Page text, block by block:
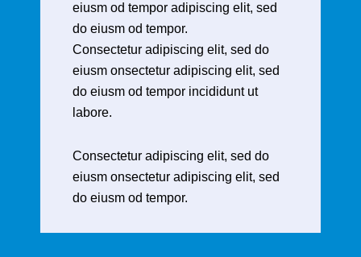
eiusm od tempor adipiscing elit, sed
do eiusm od tempor.
Consectetur adipiscing elit, sed do
eiusm onsectetur adipiscing elit, sed
do eiusm od tempor incididunt ut
labore.
Consectetur adipiscing elit, sed do
eiusm onsectetur adipiscing elit, sed
do eiusm od tempor.